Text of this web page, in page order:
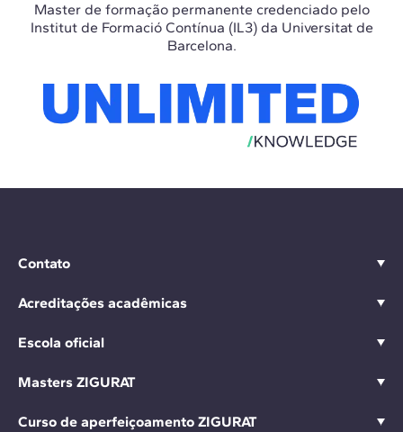
Master de formação permanente credenciado pelo
Institut de Formació Contínua (IL3) da Universitat de
Barcelona.
Contato
Acreditações acadêmicas
Escola oficial
Masters ZIGURAT
Curso de aperfeiçoamento ZIGURAT